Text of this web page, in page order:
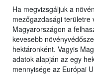
Ha megvizsgáljuk a
mezőgazdasági
Magyarországon a
kevesebb
hektáronként. Vagyis
adatok alapján az egy
mennyisége az Európai